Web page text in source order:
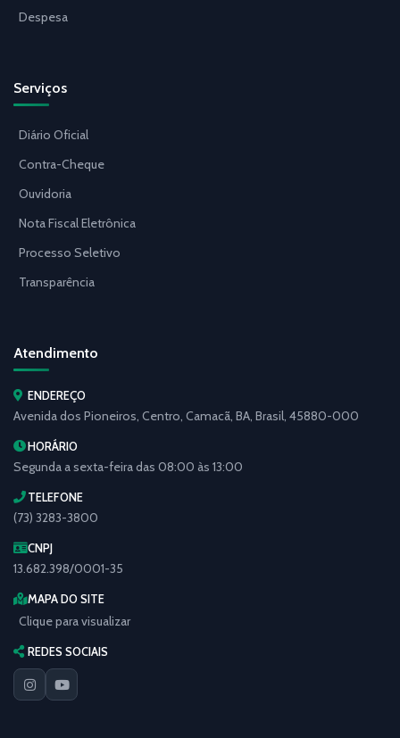
Despesa
Serviços
Diário Oficial
Contra-Cheque
Ouvidoria
Nota Fiscal Eletrônica
Processo Seletivo
Transparência
Atendimento
ENDEREÇO
Avenida dos Pioneiros, Centro, Camacã, BA, Brasil, 45880-000
HORÁRIO
Segunda a sexta-feira das 08:00 às 13:00
TELEFONE
(73) 3283-3800
CNPJ
13.682.398/0001-35
MAPA DO SITE
Clique para visualizar
REDES SOCIAIS